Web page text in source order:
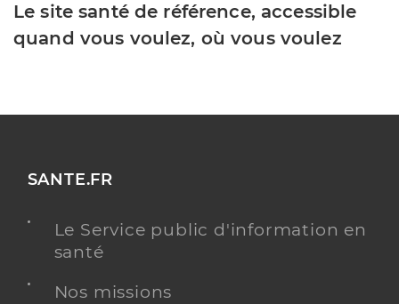
Le site santé de référence, accessible
quand vous voulez, où vous voulez
SANTE.FR
Le Service public d'information en
santé
Nos missions